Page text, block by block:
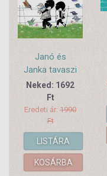
Janó és
Janka tavaszi
meséi
Neked: 1692
Ft
Eredeti ár: 1990
Ft
LISTÁRA
KOSÁRBA